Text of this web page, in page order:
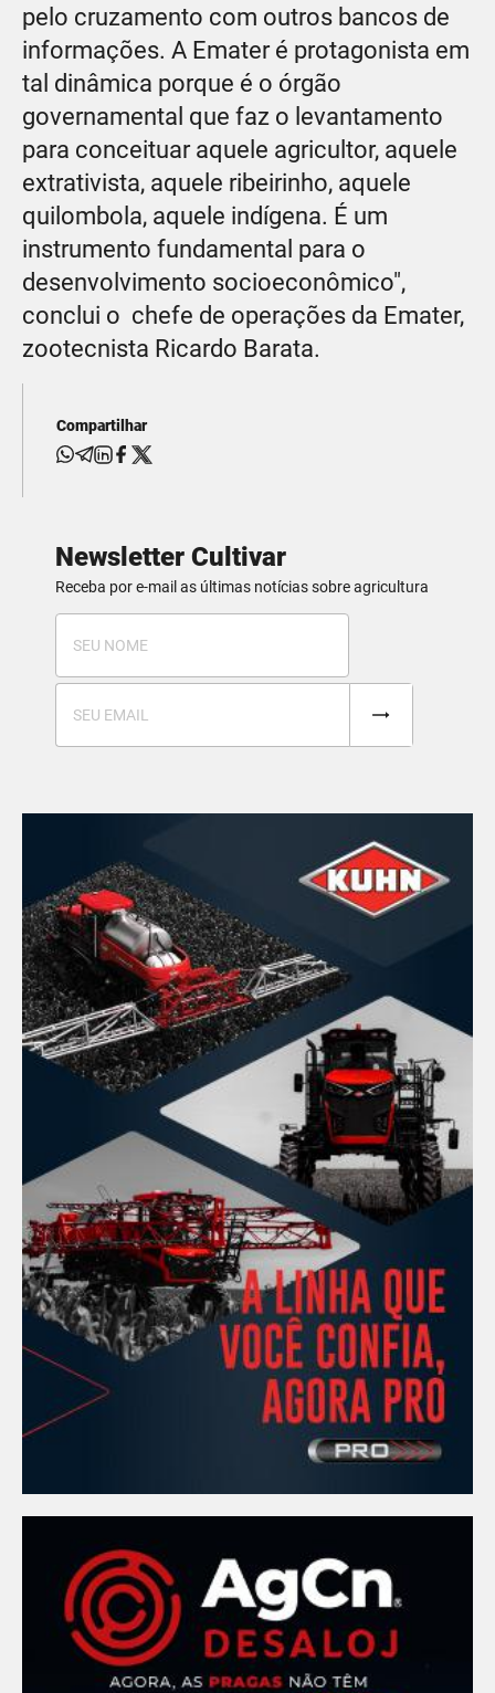
pelo cruzamento com outros bancos de
informações. A Emater é protagonista em
tal dinâmica porque é o órgão
governamental que faz o levantamento
para conceituar aquele agricultor, aquele
extrativista, aquele ribeirinho, aquele
quilombola, aquele indígena. É um
instrumento fundamental para o
desenvolvimento socioeconômico",
conclui o chefe de operações da Emater,
zootecnista Ricardo Barata.
Compartilhar
Newsletter Cultivar
Receba por e-mail as últimas notícias sobre agricultura